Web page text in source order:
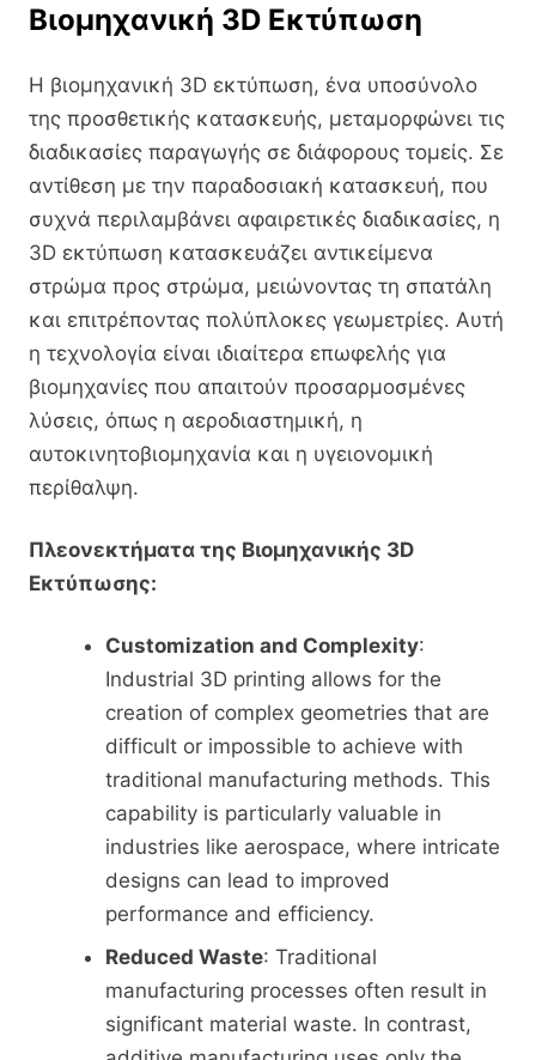
Βιομηχανική 3D Εκτύπωση
Η βιομηχανική 3D εκτύπωση, ένα υποσύνολο
της προσθετικής κατασκευής, μεταμορφώνει τις
διαδικασίες παραγωγής σε διάφορους τομείς. Σε
αντίθεση με την παραδοσιακή κατασκευή, που
συχνά περιλαμβάνει αφαιρετικές διαδικασίες, η
3D εκτύπωση κατασκευάζει αντικείμενα
στρώμα προς στρώμα, μειώνοντας τη σπατάλη
και επιτρέποντας πολύπλοκες γεωμετρίες. Αυτή
η τεχνολογία είναι ιδιαίτερα επωφελής για
βιομηχανίες που απαιτούν προσαρμοσμένες
λύσεις, όπως η αεροδιαστημική, η
αυτοκινητοβιομηχανία και η υγειονομική
περίθαλψη.
Πλεονεκτήματα της Βιομηχανικής 3D
Εκτύπωσης:
Customization and Complexity:
Industrial 3D printing allows for the
creation of complex geometries that are
difficult or impossible to achieve with
traditional manufacturing methods. This
capability is particularly valuable in
industries like aerospace, where intricate
designs can lead to improved
performance and efficiency.
Reduced Waste: Traditional
manufacturing processes often result in
significant material waste. In contrast,